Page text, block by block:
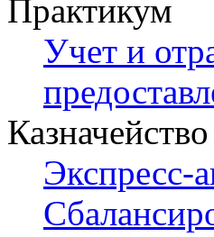
Практикум
Учет и
Казначейство
Экспресс-